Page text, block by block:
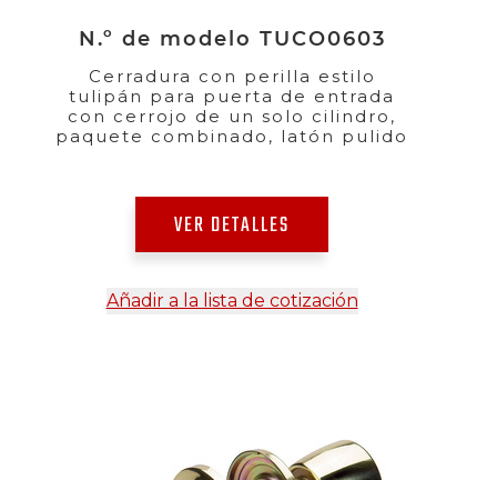
N.º de modelo TUCO0603
Cerradura con perilla estilo
tulipán para puerta de entrada
con cerrojo de un solo cilindro,
paquete combinado, latón pulido
VER DETALLES
Añadir a la lista de cotización